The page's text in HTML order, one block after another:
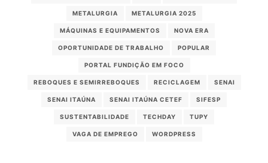
METALURGIA METALURGIA 2025
MÁQUINAS E EQUIPAMENTOS NOVA ERA
OPORTUNIDADE DE TRABALHO POPULAR
PORTAL FUNDIÇÃO EM FOCO
REBOQUES E SEMIRREBOQUES RECICLAGEM SENAI
SENAI ITAÚNA SENAI ITAÚNA CETEF SIFESP
SUSTENTABILIDADE TECHDAY TUPY
VAGA DE EMPREGO WORDPRESS